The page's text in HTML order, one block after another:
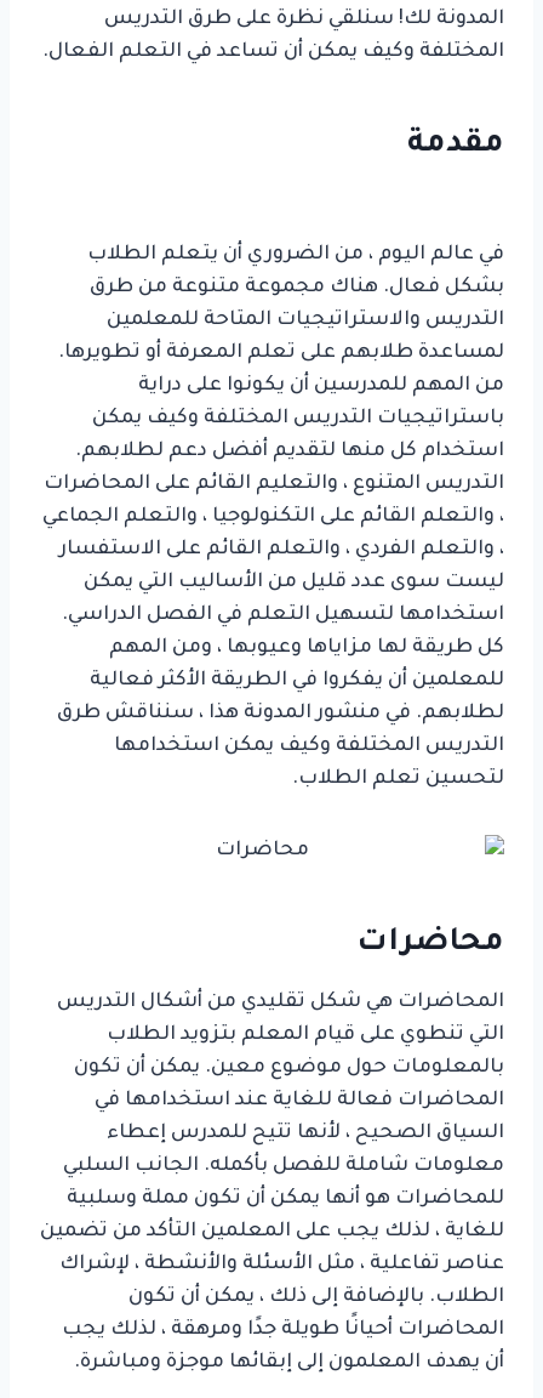
المدونة لك! سنلقي نظرة على طرق التدريس
المختلفة وكيف يمكن أن تساعد في التعلم الفعال.
مقدمة
في عالم اليوم ، من الضروري أن يتعلم الطلاب
بشكل فعال. هناك مجموعة متنوعة من طرق
التدريس والاستراتيجيات المتاحة للمعلمين
لمساعدة طلابهم على تعلم المعرفة أو تطويرها.
من المهم للمدرسين أن يكونوا على دراية
باستراتيجيات التدريس المختلفة وكيف يمكن
استخدام كل منها لتقديم أفضل دعم لطلابهم.
التدريس المتنوع ، والتعليم القائم على المحاضرات
، والتعلم القائم على التكنولوجيا ، والتعلم الجماعي
، والتعلم الفردي ، والتعلم القائم على الاستفسار
ليست سوى عدد قليل من الأساليب التي يمكن
استخدامها لتسهيل التعلم في الفصل الدراسي.
كل طريقة لها مزاياها وعيوبها ، ومن المهم
للمعلمين أن يفكروا في الطريقة الأكثر فعالية
لطلابهم. في منشور المدونة هذا ، سنناقش طرق
التدريس المختلفة وكيف يمكن استخدامها
لتحسين تعلم الطلاب.
محاضرات
المحاضرات هي شكل تقليدي من أشكال التدريس
التي تنطوي على قيام المعلم بتزويد الطلاب
بالمعلومات حول موضوع معين. يمكن أن تكون
المحاضرات فعالة للغاية عند استخدامها في
السياق الصحيح ، لأنها تتيح للمدرس إعطاء
معلومات شاملة للفصل بأكمله. الجانب السلبي
للمحاضرات هو أنها يمكن أن تكون مملة وسلبية
للغاية ، لذلك يجب على المعلمين التأكد من تضمين
عناصر تفاعلية ، مثل الأسئلة والأنشطة ، لإشراك
الطلاب. بالإضافة إلى ذلك ، يمكن أن تكون
المحاضرات أحيانًا طويلة جدًا ومرهقة ، لذلك يجب
أن يهدف المعلمون إلى إبقائها موجزة ومباشرة.